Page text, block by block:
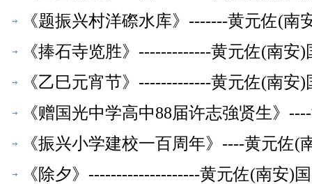
《题振兴村洋磜水库》-------黄元佐(
《捧石寺览胜》-------------黄元佐(南
《乙巳元宵节》-------------黄元佐(南
《赠国光中学高中88届许志強贤生》
《振兴小学建校一百周年》----黄元佐
《除夕》--------------------黄元佐(南安)